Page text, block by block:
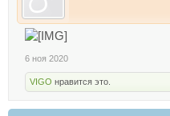
6 ноя 2020
VIGO нравится это.